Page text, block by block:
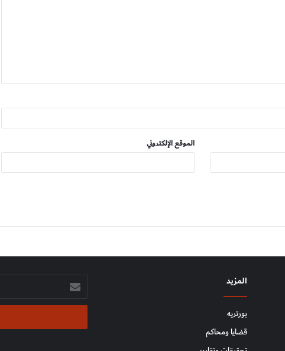
الموقع الإلكتروني
المزيد
بورتريه
قضايا ومحاكم
أدخل
بريدك
الإلكتروني